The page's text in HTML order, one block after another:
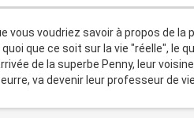
vous voudriez savoir à propos de la
que ce soit sur la vie "réelle", le
de la superbe Penny, leur
va devenir leur professeur de